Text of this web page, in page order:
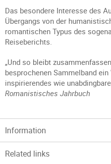
Das besondere Interesse des
Übergangs von der
romantischen Typus des
Reiseberichts.
„Und so bleibt
besprochenen Sammelband
inspirierendes wie
Romanistisches Jahrbuch
Information
Related links